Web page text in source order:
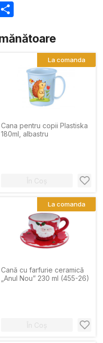
Cana pentru copii Plastiska
180ml, albastru
În Coș
La comanda
Cană cu farfurie ceramică
„Anul Nou” 230 ml (455-26)
În Coș
La comanda